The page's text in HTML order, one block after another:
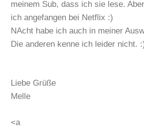
meinem Sub, dass ich sie lese.
ich angefangen bei Netflix :)
NAcht habe ich auch in meiner
Die anderen kenne ich leider nicht.
Liebe Grüße
Melle
<a